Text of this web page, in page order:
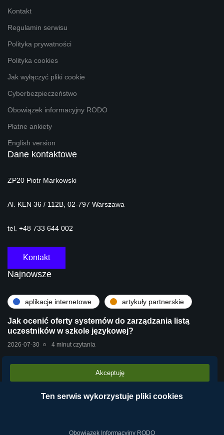
Kontakt
Regulamin serwisu
Polityka prywatności
Polityka cookies
Jak wyłączyć pliki cookie
Cyberbezpieczeństwo
Obowiązek informacyjny RODO
Płatne ankiety
English version
Dane kontaktowe
ZP20 Piotr Markowski
Al. KEN 36 / 112B, 02-797 Warszawa
tel. +48 733 644 002
Kontakt
Najnowsze
aplikacje internetowe artykuły partnerskie
Jak ocenić oferty systemów do zarządzania listą
uczestników w szkole językowej?
2026-07-30 4 minut czytania
technologie
Stara centrala vs Wirtualna Centrala Telefoniczna
Akceptuję
Ten serwis wykorzystuje pliki cookies
Obowiązek Informacyjny RODO